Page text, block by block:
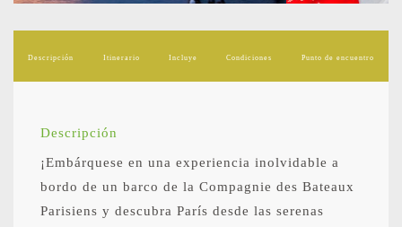
Descripción Itinerario Incluye Condiciones Punto de encuentro
Descripción
¡Embárquese en una experiencia inolvidable a
bordo de un barco de la Compagnie des Bateaux
Parisiens y descubra París desde las serenas